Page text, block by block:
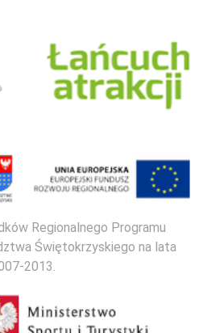
Regionalnego Programu
Świętokrzyskiego na lata
2013.